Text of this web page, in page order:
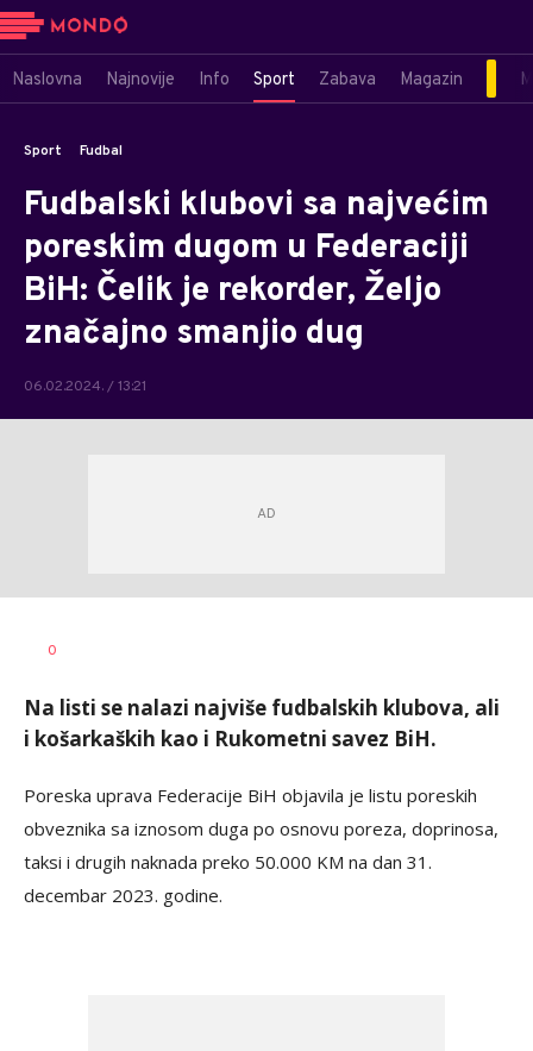
Naslovna Najnovije Info Sport Zabava Magazin
Sport Fudbal
Fudbalski klubovi sa najvećim
poreskim dugom u Federaciji
BiH: Čelik je rekorder, Željo
značajno smanjio dug
06.02.2024. / 13:21
AUTOR
0
Na listi se nalazi najviše fudbalskih klubova, ali
i košarkaških kao i Rukometni savez BiH.
Poreska uprava Federacije BiH objavila je listu poreskih
obveznika sa iznosom duga po osnovu poreza, doprinosa,
taksi i drugih naknada preko 50.000 KM na dan 31.
decembar 2023. godine.